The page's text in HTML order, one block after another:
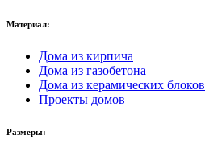
Материал:
Дома из кирпича
Дома из газобетона
Дома из керамических блоков
Проекты домов
Размеры: